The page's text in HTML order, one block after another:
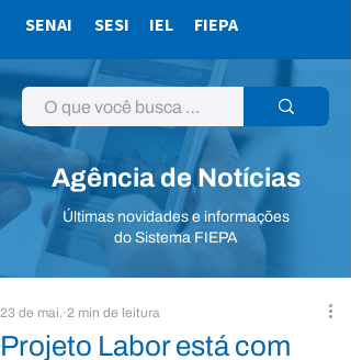
SENAI SESI IEL FIEPA
Agência de Notícias
Últimas novidades e informações
do Sistema FIEPA
Projeto Labor está com
23 de mai. 2 min de leitura